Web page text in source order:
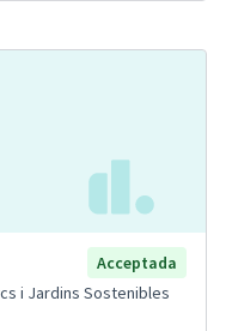
Acceptada
i Jardins Sostenibles